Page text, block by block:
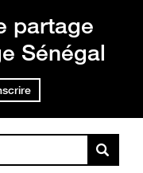
partage
Sénégal